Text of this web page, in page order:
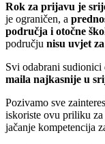
Rok za prijavu je
je ograničen, a
područja i otočne
području nisu uvjet
Svi odabrani sudionici
maila najkasnije u
Pozivamo sve
iskoriste ovu priliku za
jačanje kompetencija